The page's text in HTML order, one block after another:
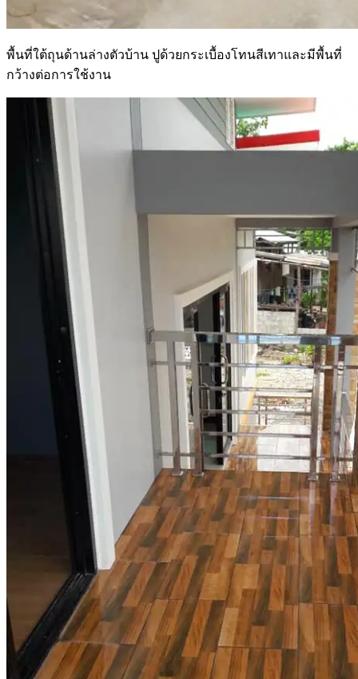
พื้นที่ใต้ถุนด้านล่างตัวบ้าน ปูด้วยกระเบื้องโทนสีเทาและมีพื้นที่
กว้างต่อการใช้งาน